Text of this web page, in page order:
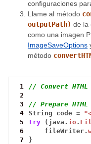
configuraciones
Llame al método
outputPath) de la
como una imagen
ImageSaveOptions
método
1
// Convert
2
3
// Prepare
4
String code =
5
try (java. io.
6
fileWriter.
7
}